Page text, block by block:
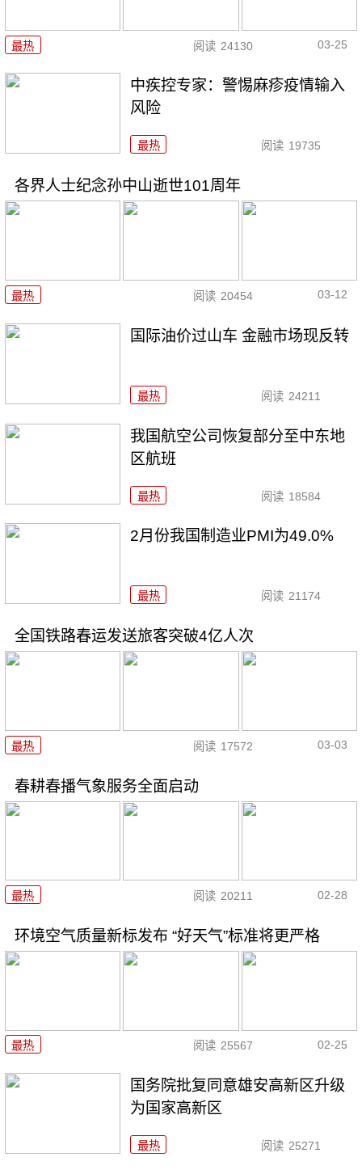
最热 阅读 24130 03-25
中疾控专家：警惕麻疹疫情输入
风险
最热 阅读 19735
各界人士纪念孙中山逝世101周年
最热 阅读 20454 03-12
国际油价过山车 金融市场现反转
最热 阅读 24211
我国航空公司恢复部分至中东地
区航班
最热 阅读 18584
2月份我国制造业PMI为49.0%
最热 阅读 21174
全国铁路春运发送旅客突破4亿人次
最热 阅读 17572 03-03
春耕春播气象服务全面启动
最热 阅读 20211 02-28
环境空气质量新标发布 “好天气”标准将更严格
最热 阅读 25567 02-25
国务院批复同意雄安高新区升级
为国家高新区
最热 阅读 25271